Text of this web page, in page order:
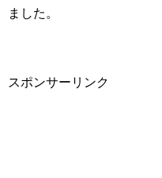
ました。
スポンサーリンク